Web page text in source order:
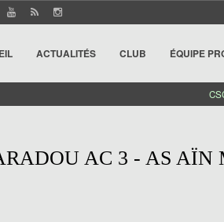
ACTUALITÉS CLUB ÉQUIPE
AC 3 - AS AÏN